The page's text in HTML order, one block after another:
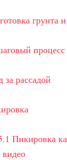
грунта
процесс
за рассадой
Пикировка